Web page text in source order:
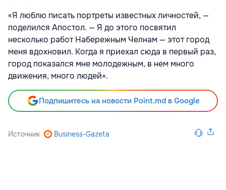
«Я люблю писать портреты известных личностей, —
поделился Апостол. — Я до этого посвятил
несколько работ Набережным Челнам — этот город
меня вдохновил. Когда я приехал сюда в первый раз,
город показался мне молодежным, в нем много
движения, много людей».
Подпишитесь на новости Point.md в Google
Источник Business-Gazeta